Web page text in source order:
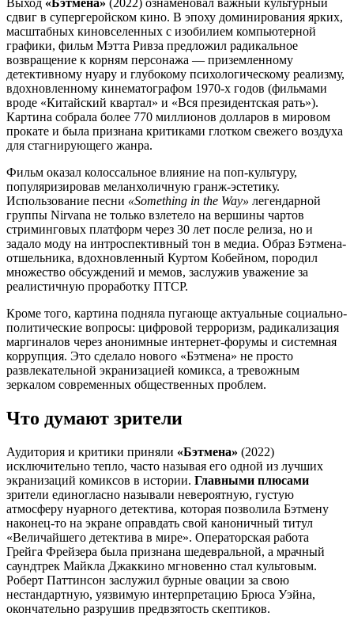
Выход «Бэтмена» (2022) ознаменовал важный культурный
сдвиг в супергеройском кино. В эпоху доминирования ярких,
масштабных киновселенных с изобилием компьютерной
графики, фильм Мэтта Ривза предложил радикальное
возвращение к корням персонажа — приземленному
детективному нуару и глубокому психологическому реализму,
вдохновленному кинематографом 1970-х годов (фильмами
вроде «Китайский квартал» и «Вся президентская рать»).
Картина собрала более 770 миллионов долларов в мировом
прокате и была признана критиками глотком свежего воздуха
для стагнирующего жанра.
Фильм оказал колоссальное влияние на поп-культуру,
популяризировав меланхоличную гранж-эстетику.
Использование песни «Something in the Way» легендарной
группы Nirvana не только взлетело на вершины чартов
стриминговых платформ через 30 лет после релиза, но и
задало моду на интроспективный тон в медиа. Образ Бэтмена-
отшельника, вдохновленный Куртом Кобейном, породил
множество обсуждений и мемов, заслужив уважение за
реалистичную проработку ПТСР.
Кроме того, картина подняла пугающе актуальные социально-
политические вопросы: цифровой терроризм, радикализация
маргиналов через анонимные интернет-форумы и системная
коррупция. Это сделало нового «Бэтмена» не просто
развлекательной экранизацией комикса, а тревожным
зеркалом современных общественных проблем.
Что думают зрители
Аудитория и критики приняли «Бэтмена» (2022)
исключительно тепло, часто называя его одной из лучших
экранизаций комиксов в истории. Главными плюсами
зрители единогласно называли невероятную, густую
атмосферу нуарного детектива, которая позволила Бэтмену
наконец-то на экране оправдать свой каноничный титул
«Величайшего детектива в мире». Операторская работа
Грейга Фрейзера была признана шедевральной, а мрачный
саундтрек Майкла Джаккино мгновенно стал культовым.
Роберт Паттинсон заслужил бурные овации за свою
нестандартную, уязвимую интерпретацию Брюса Уэйна,
окончательно разрушив предвзятость скептиков.